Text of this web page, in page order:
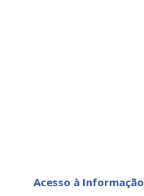
Acesso à Informação